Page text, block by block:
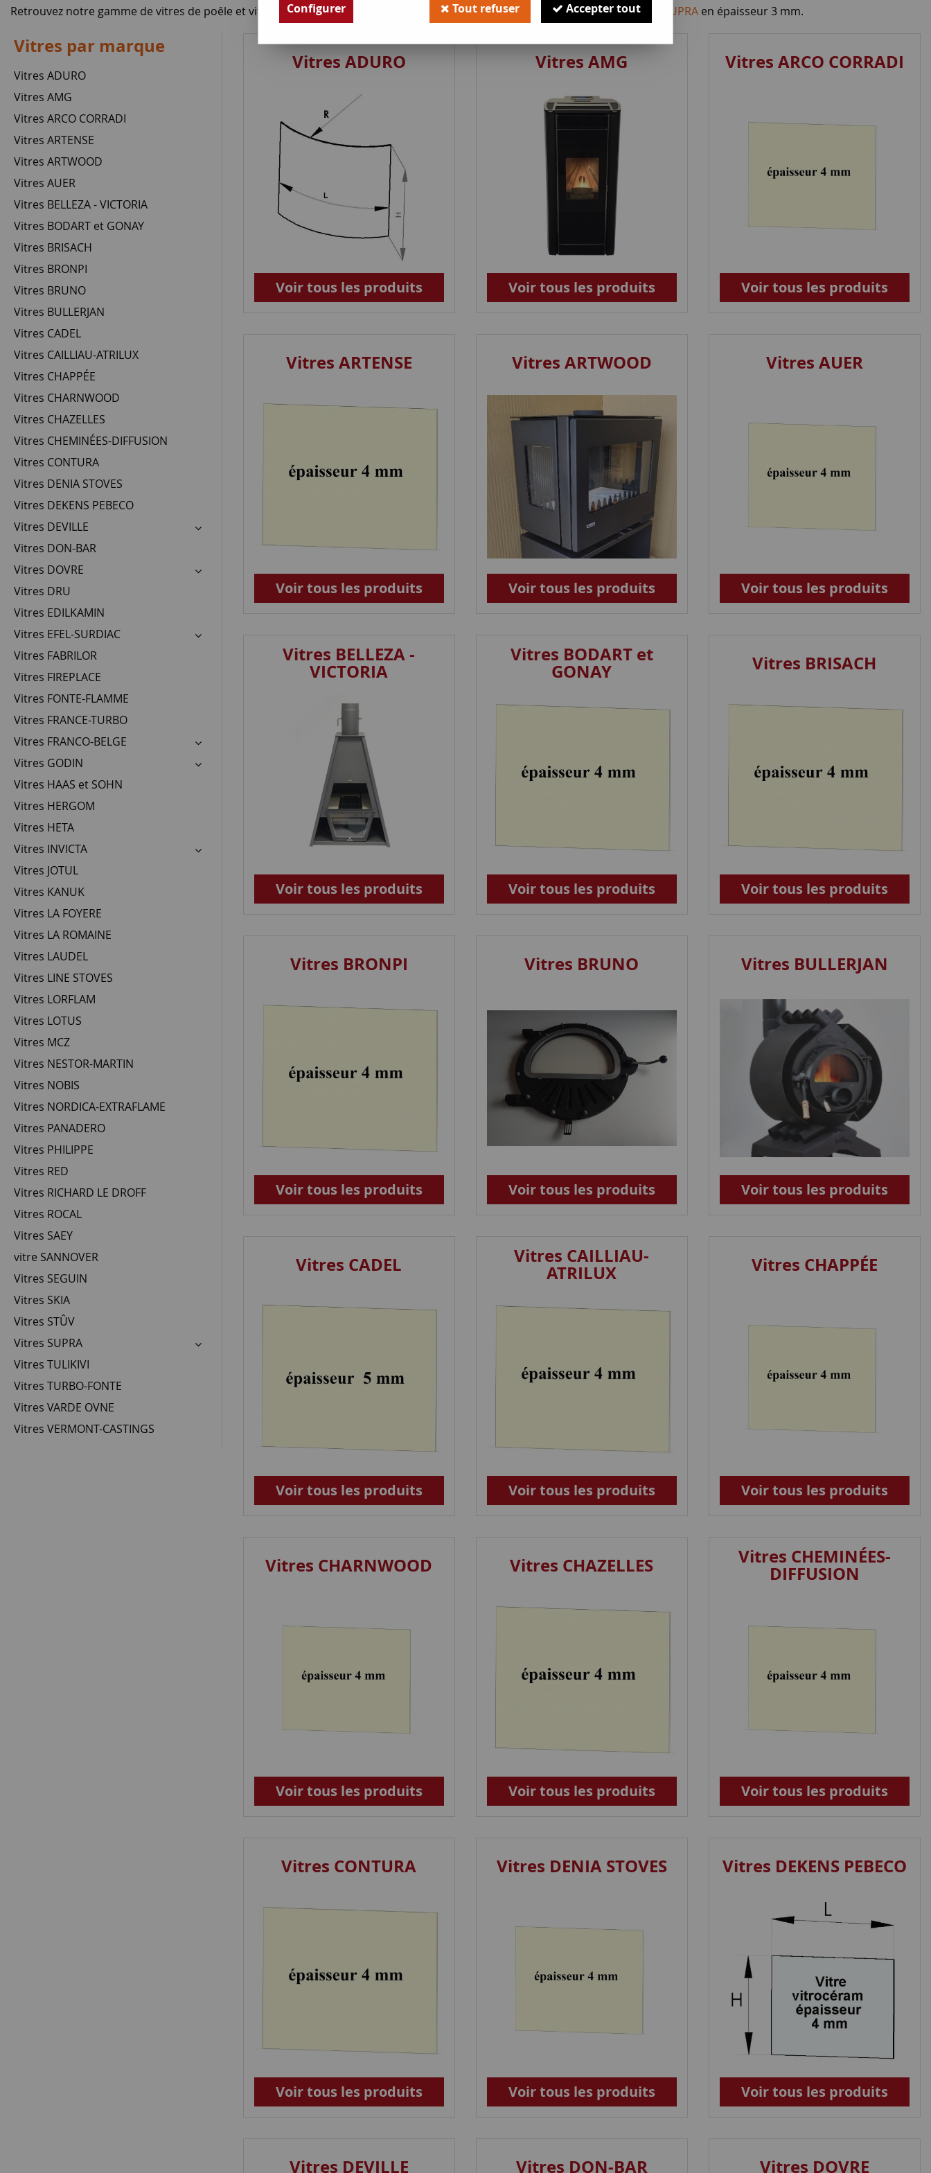
Retrouvez notre gamme de vitres de poêle et vitres d'insert par marque. Découvrez ainsi nosvitres pour poêle de la marque SUPRA en épaisseur 3 mm.
Vitres par marque
Vitres ADURO
Vitres AMG
Vitres ARCO CORRADI
Vitres ARTENSE
Vitres ARTWOOD
Vitres AUER
Vitres BELLEZA - VICTORIA
Vitres BODART et GONAY
Vitres BRISACH
Vitres BRONPI
Vitres BRUNO
Vitres BULLERJAN
Vitres CADEL
Vitres CAILLIAU-ATRILUX
Vitres CHAPPÉE
Vitres CHARNWOOD
Vitres CHAZELLES
Vitres CHEMINÉES-DIFFUSION
Vitres CONTURA
Vitres DENIA STOVES
Vitres DEKENS PEBECO
Vitres DEVILLE
Vitres DON-BAR
Vitres DOVRE
Vitres DRU
Vitres EDILKAMIN
Vitres EFEL-SURDIAC
Vitres FABRILOR
Vitres FIREPLACE
Vitres FONTE-FLAMME
Vitres FRANCE-TURBO
Vitres FRANCO-BELGE
Vitres GODIN
Vitres HAAS et SOHN
Vitres HERGOM
Vitres HETA
Vitres INVICTA
Vitres JOTUL
Vitres KANUK
Vitres LA FOYERE
Vitres LA ROMAINE
Vitres LAUDEL
Vitres LINE STOVES
Vitres LORFLAM
Vitres LOTUS
Vitres MCZ
Vitres NESTOR-MARTIN
Vitres NOBIS
Vitres NORDICA-EXTRAFLAME
Vitres PANADERO
Vitres PHILIPPE
Vitres RED
Vitres RICHARD LE DROFF
Vitres ROCAL
Vitres SAEY
vitre SANNOVER
Vitres SEGUIN
Vitres SKIA
Vitres STÛV
Vitres SUPRA
Vitres TULIKIVI
Vitres TURBO-FONTE
Vitres VARDE OVNE
Vitres VERMONT-CASTINGS
Vitres ADURO
Voir tous les produits
Vitres AMG
Voir tous les produits
Vitres ARCO CORRADI
Voir tous les produits
Vitres ARTENSE
Voir tous les produits
Vitres ARTWOOD
Voir tous les produits
Vitres AUER
Voir tous les produits
Vitres BELLEZA -
VICTORIA
Voir tous les produits
Vitres BODART et
GONAY
Voir tous les produits
Vitres BRISACH
Voir tous les produits
Vitres BRONPI
Voir tous les produits
Vitres BRUNO
Voir tous les produits
Vitres BULLERJAN
Voir tous les produits
Vitres CADEL
Voir tous les produits
Vitres CAILLIAU-
ATRILUX
Voir tous les produits
Vitres CHAPPÉE
Voir tous les produits
Vitres CHARNWOOD
Voir tous les produits
Vitres CHAZELLES
Voir tous les produits
Vitres CHEMINÉES-
DIFFUSION
Voir tous les produits
Vitres CONTURA
Voir tous les produits
Vitres DENIA STOVES
Voir tous les produits
Vitres DEKENS PEBECO
Voir tous les produits
Vitres DEVILLE Vitres DON-BAR Vitres DOVRE
Configurer Tout refuser Accepter tout